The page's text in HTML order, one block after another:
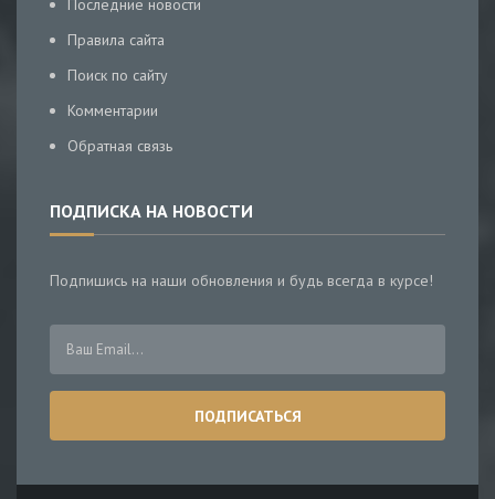
Последние новости
Правила сайта
Поиск по сайту
Комментарии
Обратная связь
ПОДПИСКА НА НОВОСТИ
Подпишись на наши обновления и будь всегда в курсе!